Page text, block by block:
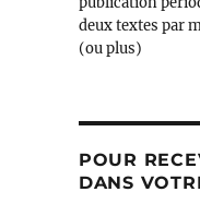
deux textes par
(ou plus)
POUR
DANS